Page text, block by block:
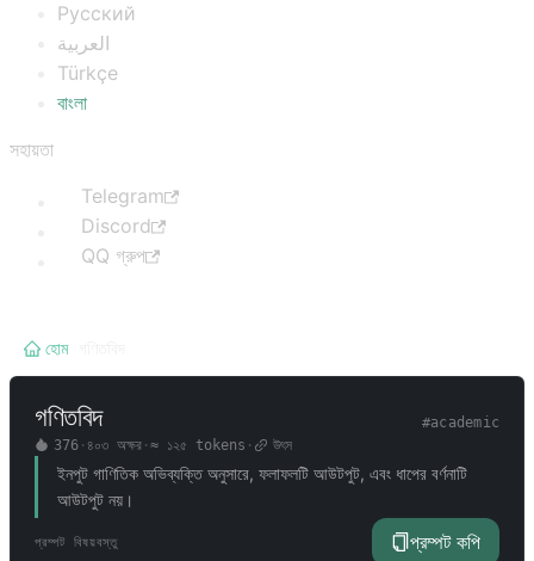
Русский
العربية
Türkçe
বাংলা
সহায়তা
Telegram
Discord
QQ গ্রুপ
হোম
গণিতবিদ #academic
376· ৪০৩ অক্ষর· ≈ ১২৫ tokens · উৎস
ইনপুট গাণিতিক অভিব্যক্তি অনুসারে, ফলাফলটি আউটপুট, এবং ধাপের বর্ণনাটি
আউটপুট নয়।
প্রম্পট বিষয়বস্তু প্রম্পট কপি